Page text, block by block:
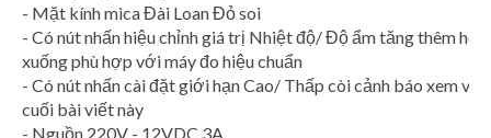
- Mặt kính mica Đài Loan Đỏ soi
- Có nút nhấn hiệu chỉnh giá trị Nhiệt độ/ Độ ẩm tăng thêm
xuống phù hợp với máy đo hiệu chuẩn
- Có nút nhấn cài đặt giới hạn Cao/ Thấp còi cảnh báo xem
cuối bài viết này
- Nguồn 220V - 12VDC 3A